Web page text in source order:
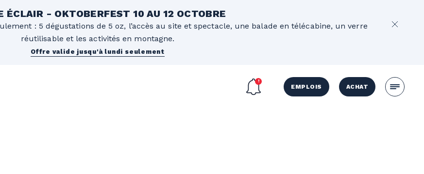
ÉCLAIR - OKTOBERFEST 10 AU 12 OCTOBRE
: 5 dégustations de 5 oz, l’accès au site et spectacle, une balade en télécabine, un verre
réutilisable et les activités en montagne.
Offre valide jusqu'à lundi seulement
EMPLOIS ACHAT